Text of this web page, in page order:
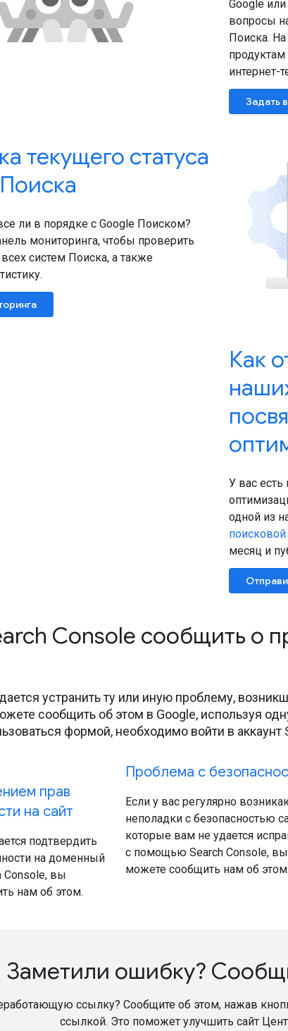
Google
вопросы
Поиска.
интернет-
Задать
текущего статуса
ли в порядке с Google Поиском?
мониторинга, чтобы проверить
систем Поиска, а также
Как
У вас
одной из
месяц и
Console сообщить о
устранить ту или иную проблему,
сообщить об этом в Google, используя
формой, необходимо войти в аккаунт
прав
на сайт
подтвердить
на доменный
Console, вы
нам об этом.
Проблема с
Если у вас регулярно
неполадки с безопасностью
которые вам не удается
с помощью Search Console, вы
можете сообщить нам об этом.
Заметили ошибку?
ссылку? Сообщите об этом, нажав
ссылкой. Это поможет улучшить сайт